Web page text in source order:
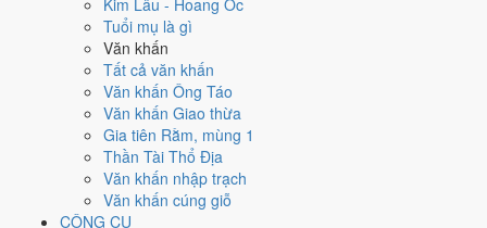
Tuổi mụ là gì
Văn khấn
Tất cả văn khấn
Văn khấn Ông Táo
Văn khấn Giao thừa
Gia tiên Rằm, mùng 1
Thần Tài Thổ Địa
Văn khấn nhập trạch
Văn khấn cúng giỗ
CÔNG CỤ
. Trực Thâu (ngày thu hoạch, tích trữ) và gặp Sao Kim Quỹ
hoàng đạo nên điểm từng việc chênh nhau như bảng dưới.
Cưới hỏi - đính hôn
Rất tốt
Cưới hỏi - đính hôn hôm nay ở
Giác và Ngày Hoàng Đạo.
Cách tính ngày tốt
Khai trương - mở cửa hàng
Tốt
Khai trương - mở cửa hàng hôm nay ở